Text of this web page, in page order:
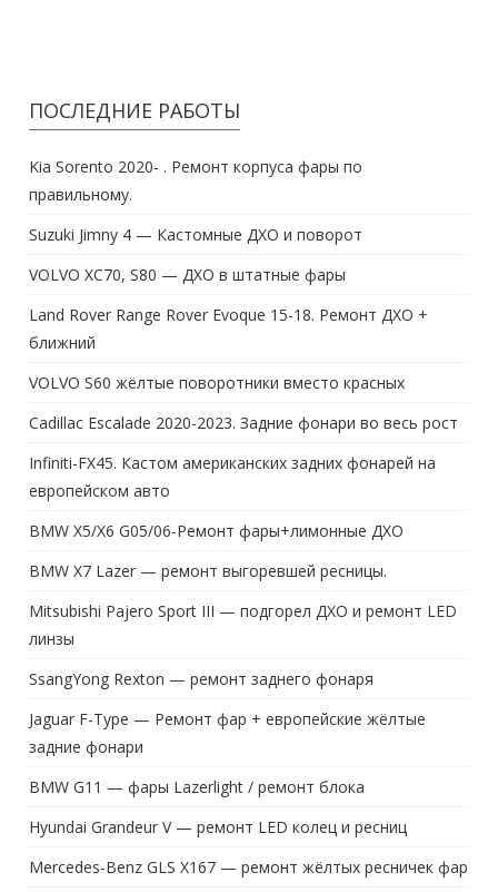
ПОСЛЕДНИЕ РАБОТЫ
Kia Sorento 2020- . Ремонт корпуса фары по
правильному.
Suzuki Jimny 4 — Кастомные ДХО и поворот
VOLVO XC70, S80 — ДХО в штатные фары
Land Rover Range Rover Evoque 15-18. Ремонт ДХО +
ближний
VOLVO S60 жёлтые поворотники вместо красных
Cadillac Escalade 2020-2023. Задние фонари во весь рост
Infiniti-FX45. Кастом американских задних фонарей на
европейском авто
BMW X5/X6 G05/06-Ремонт фары+лимонные ДХО
BMW X7 Lazer — ремонт выгоревшей ресницы.
Mitsubishi Pajero Sport III — подгорел ДХО и ремонт LED
линзы
SsangYong Rexton — ремонт заднего фонаря
Jaguar F-Type — Ремонт фар + европейские жёлтые
задние фонари
BMW G11 — фары Lazerlight / ремонт блока
Hyundai Grandeur V — ремонт LED колец и ресниц
Mercedes-Benz GLS X167 — ремонт жёлтых ресничек фар